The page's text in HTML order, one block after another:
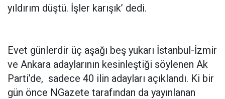
yıldırım düştü. İşler karışık’ dedi.
Evet günlerdir üç aşağı beş yukarı İstanbul-İzmir
ve Ankara adaylarının kesinleştiği söylenen Ak
Parti’de, sadece 40 ilin adayları açıklandı. Ki bir
gün önce NGazete tarafından da yayınlanan